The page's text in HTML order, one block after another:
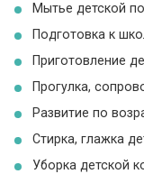
Мытье детской
Подготовка к
Приготовление
Прогулка,
Развитие по
Стирка, глажка
Уборка детской